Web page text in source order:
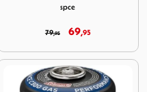
spce
79,95 69,95